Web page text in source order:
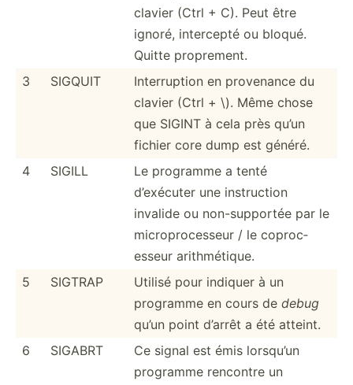
clavier (Ctrl + C). Peut être
ignoré, intercepté ou bloqué.
Quitte propre­ment.
3
SIGQUIT
Interr­uption en provenance du
clavier (Ctrl + \). Même chose
que SIGINT à cela près qu’un
fichier core dump est généré.
4
SIGILL
Le programme a tenté
d’exécuter une instru­ction
invalide ou non-su­pportée par le
microp­roc­esseur / le coproc­
esseur arithm­étique.
5
SIGTRAP
Utilisé pour indiquer à un
programme en cours de debug
qu’un point d’arrêt a été atteint.
6
SIGABRT
Ce signal est émis lorsqu’un
programme rencontre un